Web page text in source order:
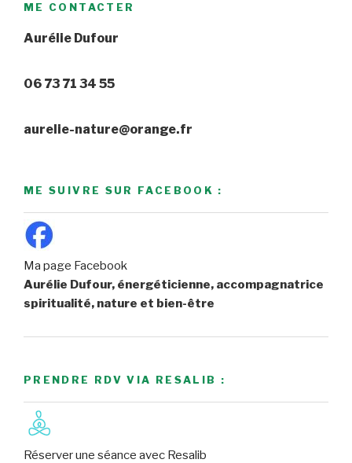
ME CONTACTER
Aurélie Dufour
06 73 71 34 55
aurelie-nature@orange.fr
ME SUIVRE SUR FACEBOOK :
Ma page Facebook
Aurélie Dufour, énergéticienne, accompagnatrice
spiritualité, nature et bien-être
PRENDRE RDV VIA RESALIB :
Réserver une séance avec Resalib